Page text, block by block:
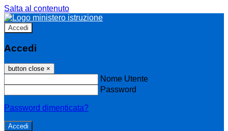
Salta al contenuto
Accedi
Accedi
button close ×
Nome Utente
Password
Password dimenticata?